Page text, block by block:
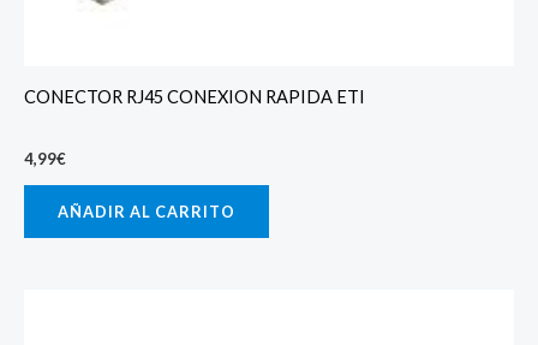
CONECTOR RJ45 CONEXION RAPIDA ETI
4,99€
AÑADIR AL CARRITO